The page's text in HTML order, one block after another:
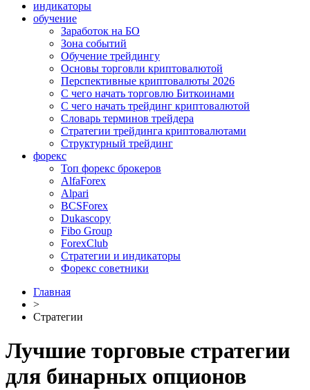
индикаторы
обучение
Заработок на БО
Зона событий
Обучение трейдингу
Основы торговли криптовалютой
Перспективные криптовалюты 2026
С чего начать торговлю Биткоинами
С чего начать трейдинг криптовалютой
Словарь терминов трейдера
Стратегии трейдинга криптовалютами
Структурный трейдинг
форекс
Топ форекс брокеров
AlfaForex
Alpari
BСSForex
Dukascopy
Fibo Group
ForexClub
Стратегии и индикаторы
Форекс советники
Главная
>
Стратегии
Лучшие торговые стратегии
для бинарных опционов